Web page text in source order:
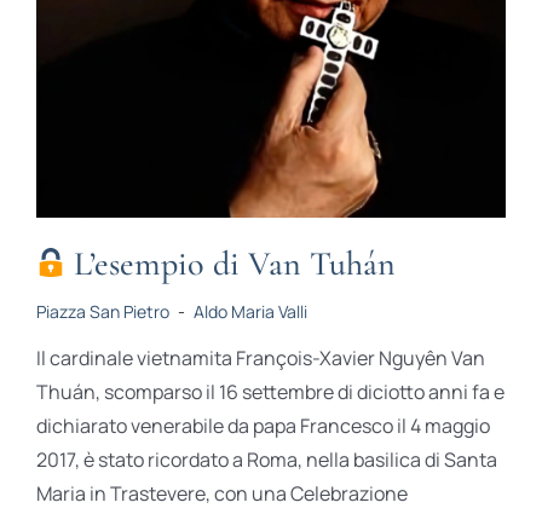
L’esempio di Van Tuhán
Piazza San Pietro - Aldo Maria Valli
Il cardinale vietnamita François-Xavier Nguyên Van
Thuán, scomparso il 16 settembre di diciotto anni fa e
dichiarato venerabile da papa Francesco il 4 maggio
2017, è stato ricordato a Roma, nella basilica di Santa
Maria in Trastevere, con una Celebrazione